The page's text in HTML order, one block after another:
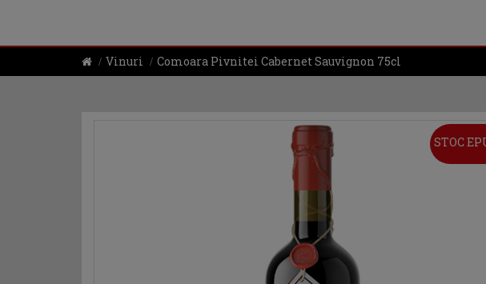
Vinuri Comoara Pivnitei Cabernet Sauvignon 75cl
STOC